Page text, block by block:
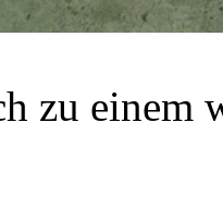
zu einem